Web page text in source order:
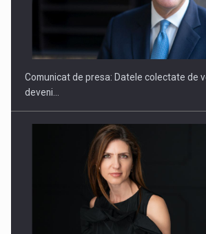
SAPTE PERSONALITATI DIN MEDIUL DE
Hard Enduro Piatra Craiului 2026, fueled
Comunicat de presa: Datele colectate de
deveni…